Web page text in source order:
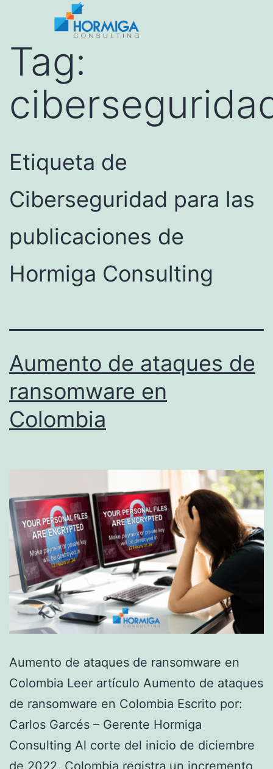
Tag:
Etiqueta de
Ciberseguridad para las
publicaciones de
Hormiga Consulting
Aumento de ataques de
ransomware en
Colombia
Aumento de ataques de ransomware en
Colombia Leer artículo Aumento de ataques
de ransomware en Colombia Escrito por:
Carlos Garcés – Gerente Hormiga
Consulting Al corte del inicio de diciembre
de 2022, Colombia registra un incremento